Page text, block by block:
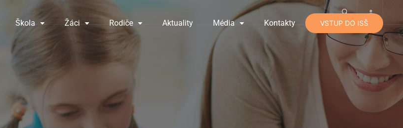
Škola Žáci Rodiče Aktuality Média Kontakty VSTUP DO ISŠ